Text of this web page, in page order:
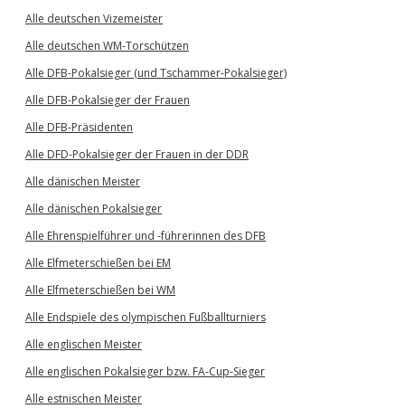
Alle deutschen Vizemeister
Alle deutschen WM-Torschützen
Alle DFB-Pokalsieger (und Tschammer-Pokalsieger)
Alle DFB-Pokalsieger der Frauen
Alle DFB-Präsidenten
Alle DFD-Pokalsieger der Frauen in der DDR
Alle dänischen Meister
Alle dänischen Pokalsieger
Alle Ehrenspielführer und -führerinnen des DFB
Alle Elfmeterschießen bei EM
Alle Elfmeterschießen bei WM
Alle Endspiele des olympischen Fußballturniers
Alle englischen Meister
Alle englischen Pokalsieger bzw. FA-Cup-Sieger
Alle estnischen Meister